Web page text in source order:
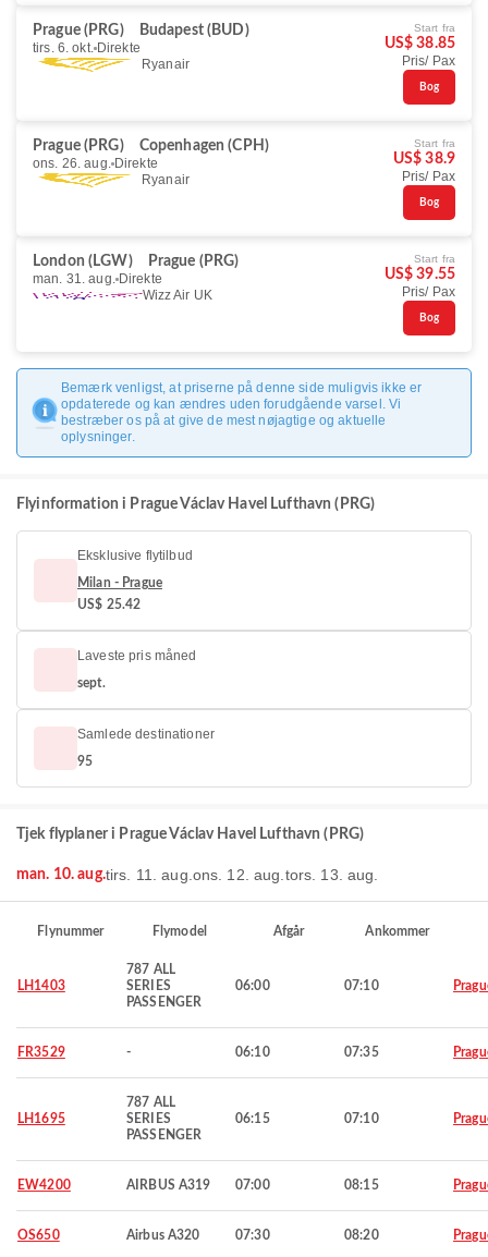
Prague (PRG)
Budapest (BUD)
tirs. 6. okt. Direkte
Ryanair
Start fra
US$ 38.85
Pris/ Pax
Bog
Prague (PRG)
Copenhagen (CPH)
ons. 26. aug. Direkte
Ryanair
Start fra
US$ 38.9
Pris/ Pax
Bog
London (LGW)
Prague (PRG)
man. 31. aug. Direkte
Wizz Air UK
Start fra
US$ 39.55
Pris/ Pax
Bog
Bemærk venligst, at priserne på denne side muligvis ikke er
opdaterede og kan ændres uden forudgående varsel. Vi
bestræber os på at give de mest nøjagtige og aktuelle
oplysninger.
Flyinformation i Prague Václav Havel Lufthavn (PRG)
Eksklusive flytilbud
Milan - Prague
US$ 25.42
Laveste pris måned
sept.
Samlede destinationer
95
Tjek flyplaner i Prague Václav Havel Lufthavn (PRG)
man. 10. aug.tirs. 11. aug. ons. 12. aug. tors. 13. aug.
Flynummer Flymodel Afgår Ankommer
LH1403
787 ALL
SERIES
PASSENGER
06:00 07:10
FR3529 - 06:10 07:35
LH1695
787 ALL
SERIES
PASSENGER
06:15 07:10
EW4200 AIRBUS A319 07:00 08:15
OS650 Airbus A320 07:30 08:20